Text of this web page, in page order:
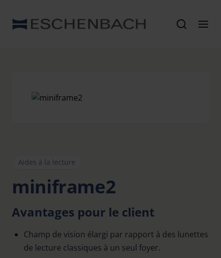
Aides à la lecture
miniframe2
Avantages pour le client
Champ de vision élargi par rapport à des lunettes
de lecture classiques à un seul foyer.